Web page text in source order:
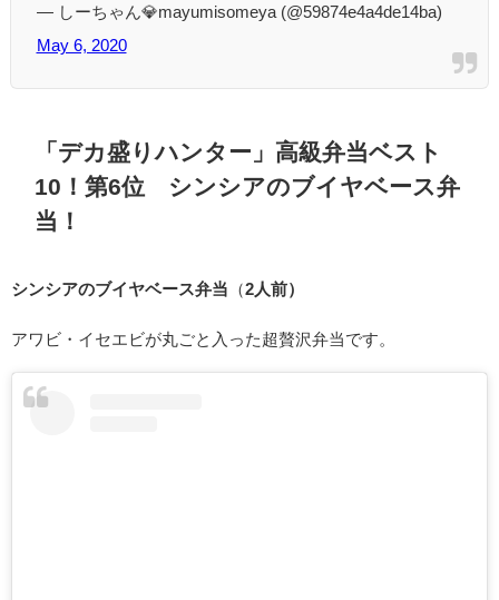
— しーちゃん💎mayumisomeya (@59874e4a4de14ba)
May 6, 2020
「デカ盛りハンター」高級弁当ベスト
10！第6位 シンシアのブイヤベース弁
当！
シンシアのブイヤベース弁当 （2人前）
アワビ・イセエビが丸ごと入った超贅沢弁当です。